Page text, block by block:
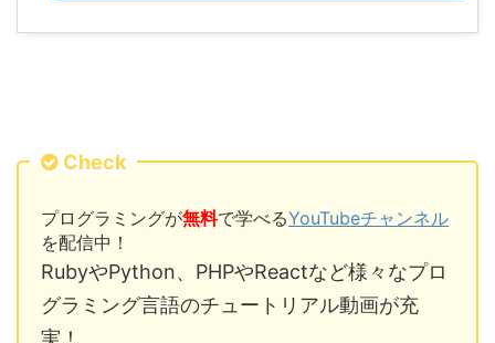
Check
プログラミングが無料で学べるYouTubeチャンネル
を配信中！
RubyやPython、PHPやReactなど様々なプロ
グラミング言語のチュートリアル動画が充
実！